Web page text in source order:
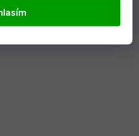
7035